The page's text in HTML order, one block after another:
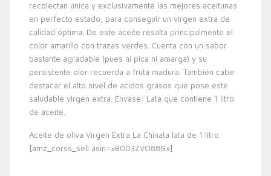
recolectan única y exclusivamente las mejores aceitunas
en perfecto estado, para conseguir un virgen extra de
calidad óptima. De este aceite resalta principalmente el
color amarillo con trazas verdes. Cuenta con un sabor
bastante agradable (pues ni pica ni amarga) y su
persistente olor recuerda a fruta madura. También cabe
destacar el alto nivel de acidos grasos que pose este
saludable virgen extra. Envase: Lata que contiene 1 litro
de aceite.
Aceite de oliva Virgen Extra La Chinata lata de 1 litro
[amz_corss_sell asin=»B003ZVO88G»]